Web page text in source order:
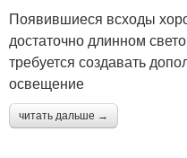
Появившиеся всходы
достаточно длинном
требуется создавать
освещение
читать дальше →